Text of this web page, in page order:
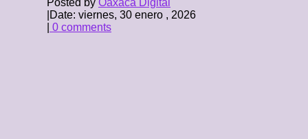
Posted by Oaxaca Digital
Date: viernes, 30 enero , 2026
0 comments